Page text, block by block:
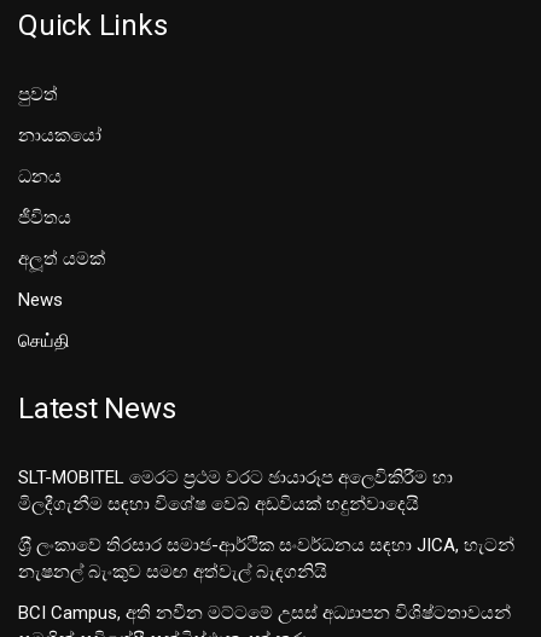
Quick Links
පුවත්
නායකයෝ
ධනය
ජීවිතය
අලූත් යමක්
News
செய்தி
Latest News
SLT-MOBITEL මෙරට ප්‍රථම වරට ඡායාරූප අලෙවිකිරීම හා
මිලදීගැනීම සඳහා විශේෂ වෙබ් අඩවියක් හදුන්වාදෙයි
ශ‍්‍රී ලංකාවේ තිරසාර සමාජ-ආර්ථික සංවර්ධනය සඳහා JICA, හැටන්
නැෂනල් බැංකුව සමඟ අත්වැල් බැඳගනියි
BCI Campus, අති නවීන මට්ටමේ උසස් අධ්‍යාපන විශිෂ්ටතාවයන්